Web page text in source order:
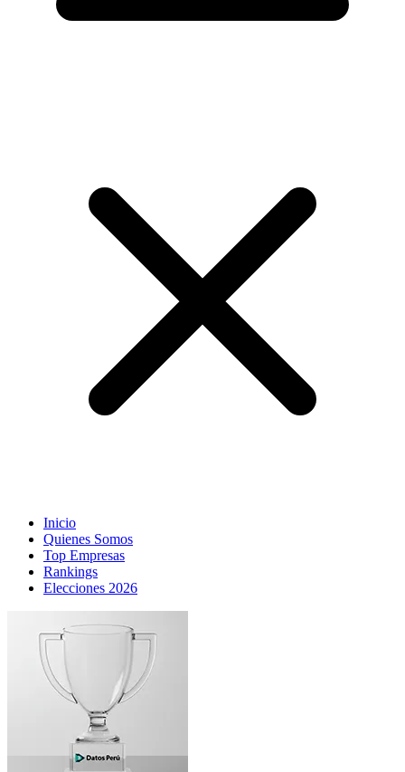
Inicio
Quienes Somos
Top Empresas
Rankings
Elecciones 2026